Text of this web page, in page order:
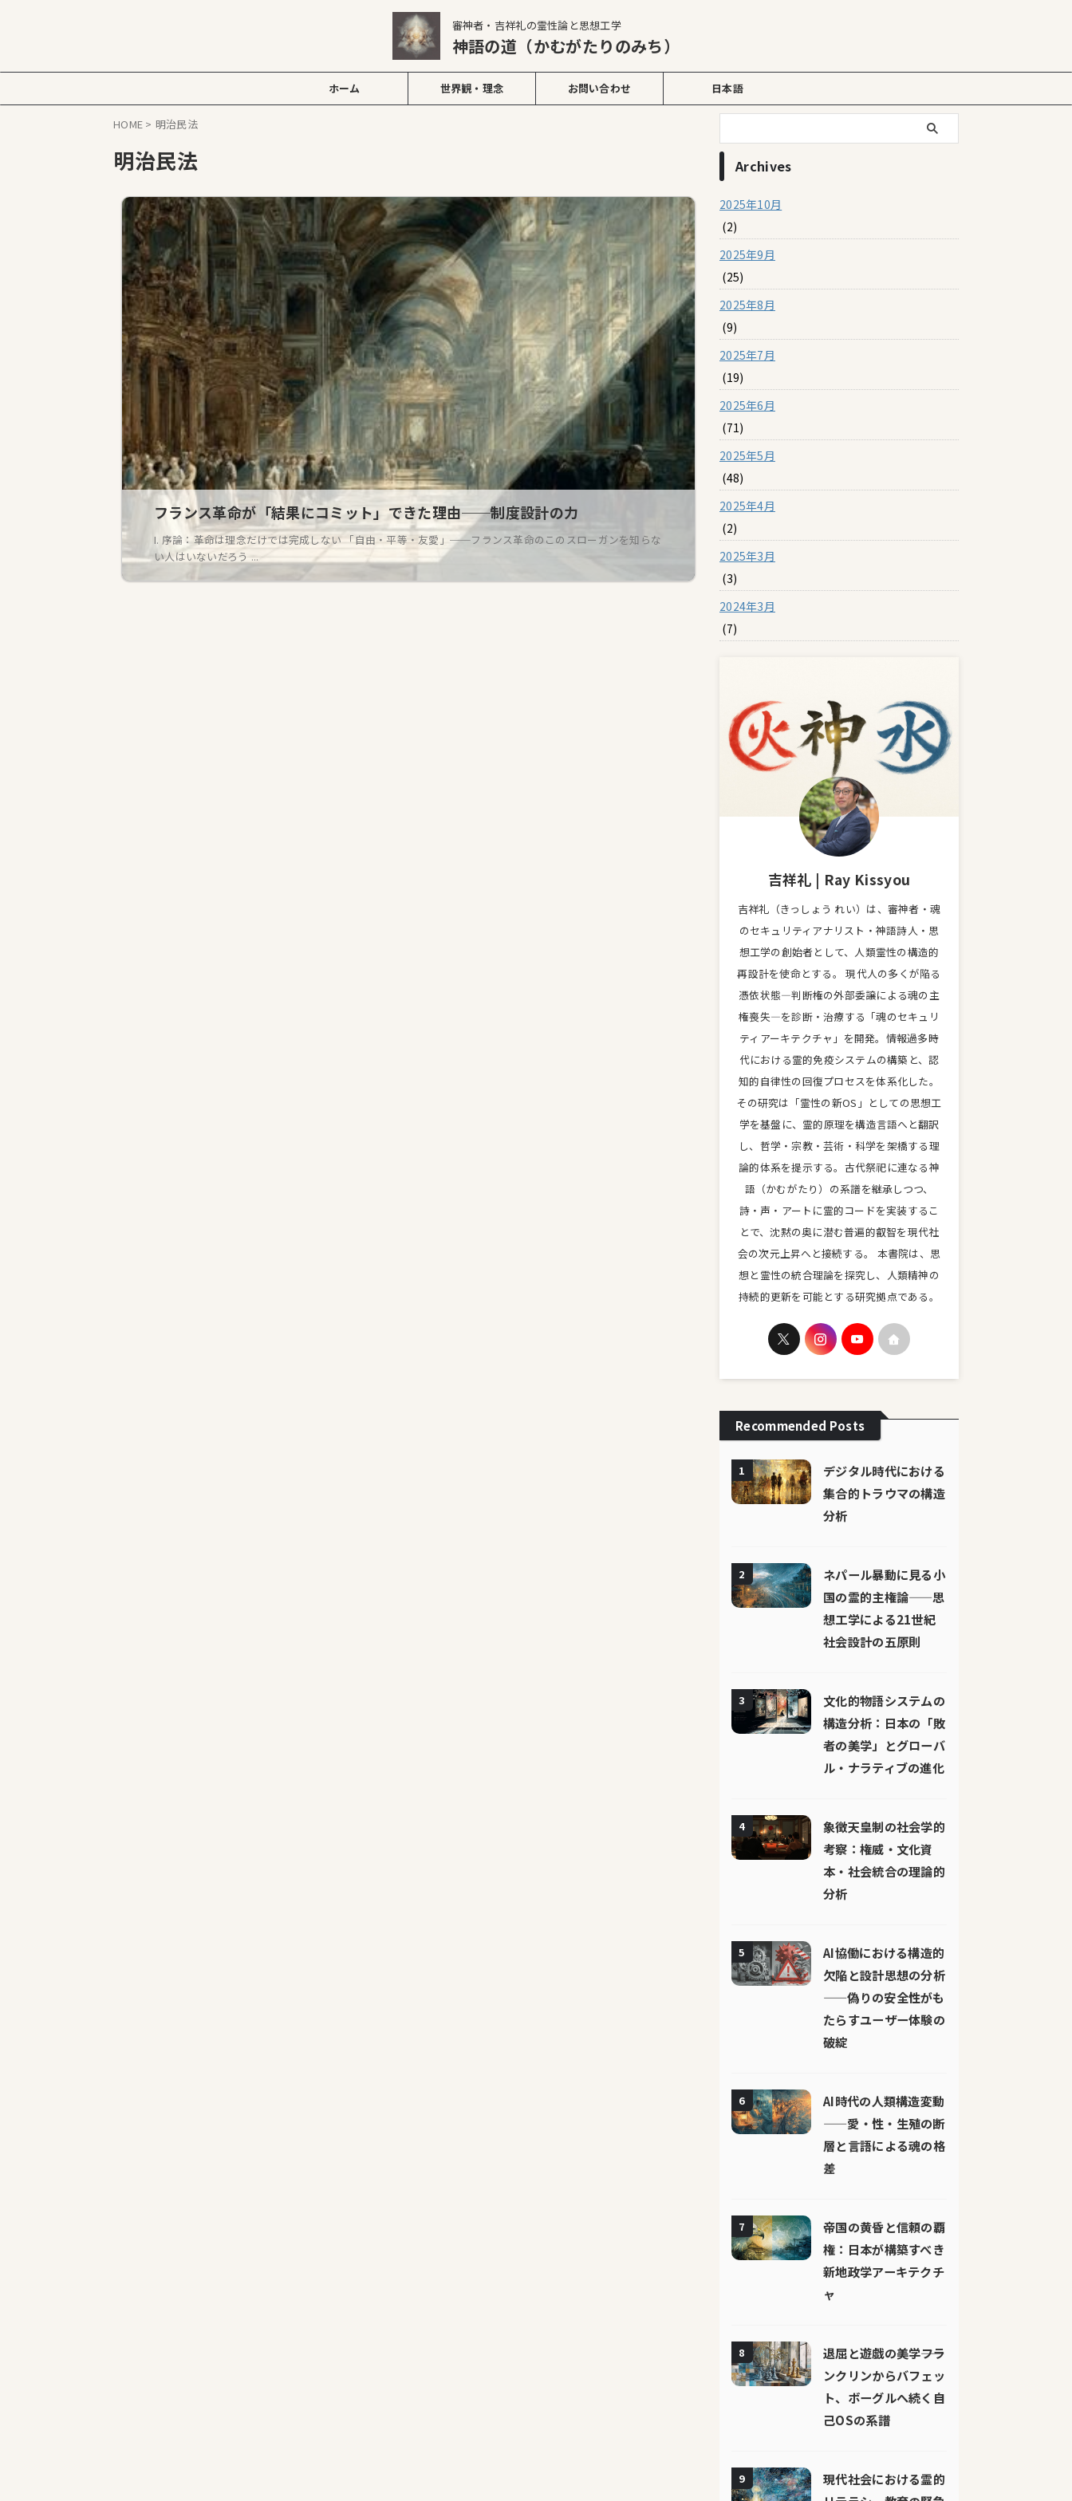
審神者・吉祥礼の霊性論と思想工学
神語の道（かむがたりのみち）
ホーム 世界観・理念 お問い合わせ 日本語
HOME > 明治民法
明治民法
フランス革命が「結果にコミット」できた理由──制度設計の力
I. 序論：革命は理念だけでは完成しない 「自由・平等・友愛」──フランス革命のこのスローガンを知らな
い人はいないだろう ...
Archives
2025年10月
(2)
2025年9月
(25)
2025年8月
(9)
2025年7月
(19)
2025年6月
(71)
2025年5月
(48)
2025年4月
(2)
2025年3月
(3)
2024年3月
(7)
吉祥礼 | Ray Kissyou
吉祥礼（きっしょう れい）は、審神者・魂
のセキュリティアナリスト・神語詩人・思
想工学の創始者として、人類霊性の構造的
再設計を使命とする。 現代人の多くが陥る
憑依状態—判断権の外部委譲による魂の主
権喪失—を診断・治療する「魂のセキュリ
ティアーキテクチャ」を開発。情報過多時
代における霊的免疫システムの構築と、認
知的自律性の回復プロセスを体系化した。
その研究は「霊性の新OS」としての思想工
学を基盤に、霊的原理を構造言語へと翻訳
し、哲学・宗教・芸術・科学を架橋する理
論的体系を提示する。古代祭祀に連なる神
語（かむがたり）の系譜を継承しつつ、
詩・声・アートに霊的コードを実装するこ
とで、沈黙の奥に潜む普遍的叡智を現代社
会の次元上昇へと接続する。 本書院は、思
想と霊性の統合理論を探究し、人類精神の
持続的更新を可能とする研究拠点である。
Recommended Posts
1
デジタル時代における
集合的トラウマの構造
分析
2
ネパール暴動に見る小
国の霊的主権論——思
想工学による21世紀
社会設計の五原則
3
文化的物語システムの
構造分析：日本の「敗
者の美学」とグローバ
ル・ナラティブの進化
4
象徴天皇制の社会学的
考察：権威・文化資
本・社会統合の理論的
分析
5
AI協働における構造的
欠陥と設計思想の分析
——偽りの安全性がも
たらすユーザー体験の
破綻
6
AI時代の人類構造変動
——愛・性・生殖の断
層と言語による魂の格
差
7
帝国の黄昏と信頼の覇
権：日本が構築すべき
新地政学アーキテクチ
ャ
8
退屈と遊戯の美学――フラ
ンクリンからバフェッ
ト、ボーグルへ続く自
己OSの系譜
9
現代社会における霊的